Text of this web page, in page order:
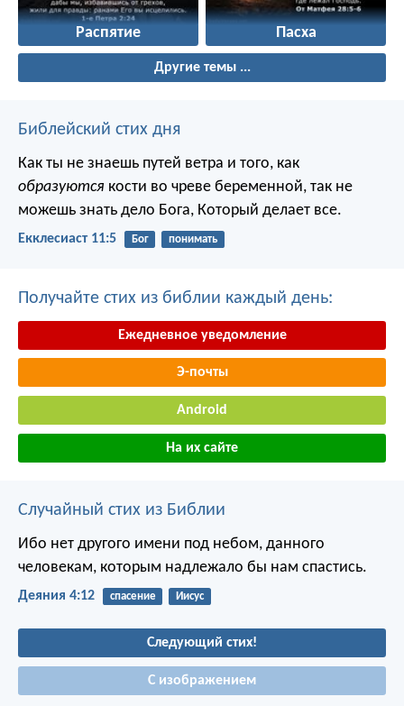
Распятие Пасха
Другие темы ...
Библейский стих дня
Как ты не знаешь путей ветра и того, как
образуются кости во чреве беременной, так не
можешь знать дело Бога, Который делает все.
Екклесиаст 11:5 Бог понимать
Получайте стих из библии каждый день:
Ежедневное уведомление
Э-почты
Android
На их сайте
Случайный стих из Библии
Ибо нет другого имени под небом, данного
человекам, которым надлежало бы нам спастись.
Деяния 4:12 спасение Иисус
Следующий стих!
С изображением